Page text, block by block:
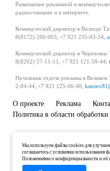
Размещение рекламной и
радиостанциях и в интернете.
Коммерческий директор в Вологде
8(8172) 280-003, +7 921 235-03-54,
Коммерческий директор в Череповце
8(8202) 57-11-11, +7 921 121-59-44,
Начальник отдела рекламы в
2-04-44, +7 921 125-06-40,
О проекте Реклама
Политика в области
Мы используем файлы cookies для
соглашаетесь с условиями
Положениями о конфиденциальности и об